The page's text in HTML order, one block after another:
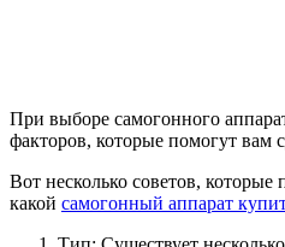
При выборе самогонного
факторов, которые помогут вам
Вот несколько советов, которые
какой самогонный аппарат